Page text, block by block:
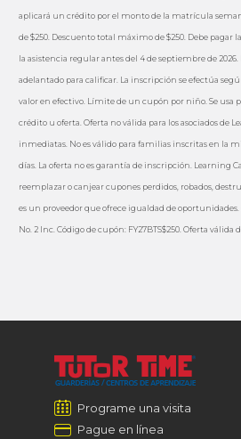
aplicará un crédito por el monto de la matrícula
de $250. Descuento total máximo de $250. Debe
la asistencia regular antes del 4 de septiembre de
adelantado para calificar. La inscripción se efectúa
valor en efectivo. Límite de un cupón por niño. Se usa
crédito u oferta. Oferta no válida para los asociados de
inmediatas. No es válido para familias inscritas en la
días. La oferta no es garantía de inscripción. Learning
reemplazar o canjear cupones perdidos, robados,
es un proveedor que ofrece igualdad de oportunidades.
No. 2 Inc. Código de cupón: FY27BTS$250. Oferta válida
Programe una visita
Pague en línea